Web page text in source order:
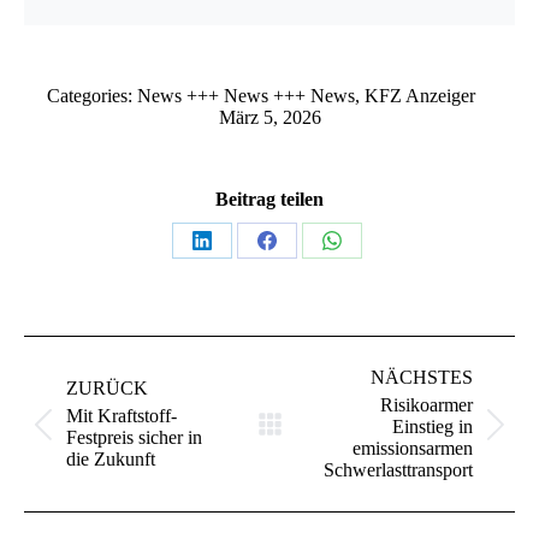
Categories: News +++ News +++ News, KFZ Anzeiger
März 5, 2026
Beitrag teilen
ZURÜCK
Mit Kraftstoff-
Festpreis sicher in
die Zukunft
NÄCHSTES
Risikoarmer
Einstieg in
emissionsarmen
Schwerlasttransport